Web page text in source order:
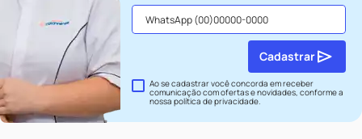
Ao se cadastrar você concorda em receber
comunicação com ofertas e novidades, conforme a
nossapolítica de privacidade.
Cadastrar